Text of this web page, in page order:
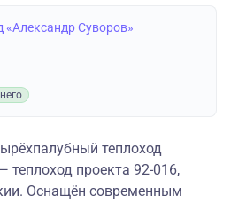
«Александр Суворов»
теплоход
теплоход проекта 92-016,
Оснащён современным